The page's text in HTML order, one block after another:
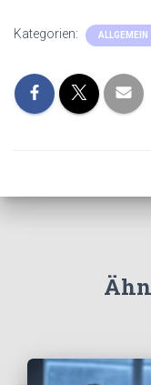
Kategorien: ALLGEMEIN